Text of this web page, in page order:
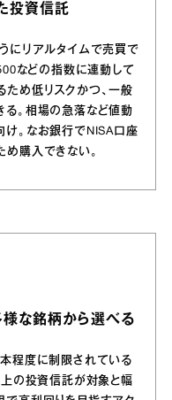
投資信託
にリアルタイムで売買で
などの指数に連動して
ため低リスクかつ、一般
る。相場の急落など値動
け。なお銀行でNISA口座
め購入できない。
様な銘柄から選べる
程度に制限されている
の投資信託が対象と幅